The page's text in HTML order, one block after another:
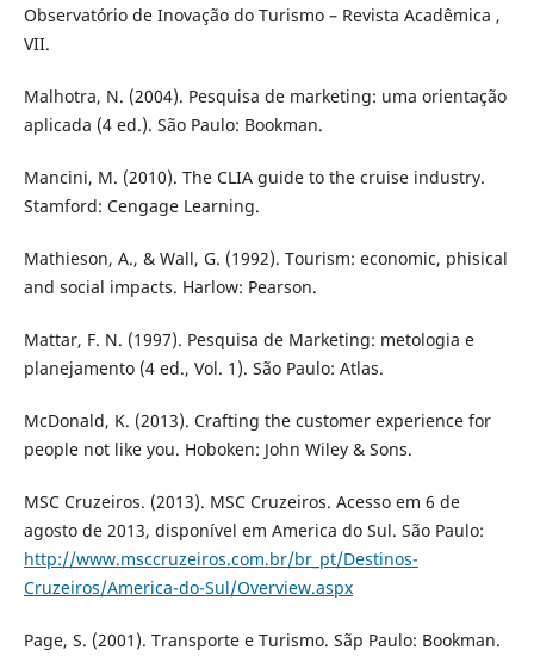
Observatório de Inovação do Turismo – Revista Acadêmica ,
VII.
Malhotra, N. (2004). Pesquisa de marketing: uma orientação
aplicada (4 ed.). São Paulo: Bookman.
Mancini, M. (2010). The CLIA guide to the cruise industry.
Stamford: Cengage Learning.
Mathieson, A., & Wall, G. (1992). Tourism: economic, phisical
and social impacts. Harlow: Pearson.
Mattar, F. N. (1997). Pesquisa de Marketing: metologia e
planejamento (4 ed., Vol. 1). São Paulo: Atlas.
McDonald, K. (2013). Crafting the customer experience for
people not like you. Hoboken: John Wiley & Sons.
MSC Cruzeiros. (2013). MSC Cruzeiros. Acesso em 6 de
agosto de 2013, disponível em America do Sul. São Paulo:
http://www.msccruzeiros.com.br/br_pt/Destinos-
Cruzeiros/America-do-Sul/Overview.aspx
Page, S. (2001). Transporte e Turismo. Sãp Paulo: Bookman.